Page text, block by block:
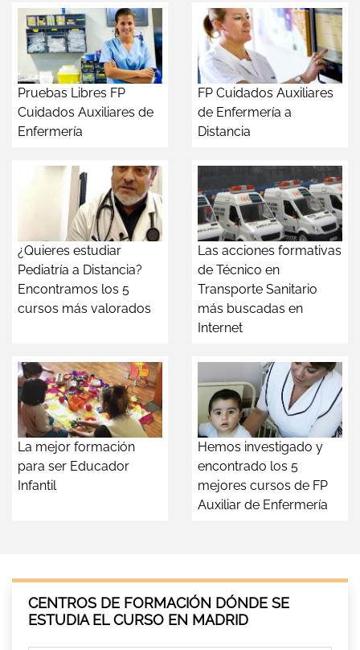
Pruebas Libres FP
Cuidados Auxiliares de
Enfermería
FP Cuidados Auxiliares
de Enfermería a
Distancia
¿Quieres estudiar
Pediatría a Distancia?
Encontramos los 5
cursos más valorados
Las acciones formativas
de Técnico en
Transporte Sanitario
más buscadas en
Internet
La mejor formación
para ser Educador
Infantil
Hemos investigado y
encontrado los 5
mejores cursos de FP
Auxiliar de Enfermería
CENTROS DE FORMACIÓN DÓNDE SE
ESTUDIA EL CURSO EN MADRID